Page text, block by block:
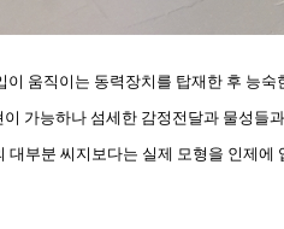
이 움직이는 동력장치를 탑재한 후 능
가능하나 섬세한 감정전달과 물성들
대부분 씨지보다는 실제 모형을 인제에